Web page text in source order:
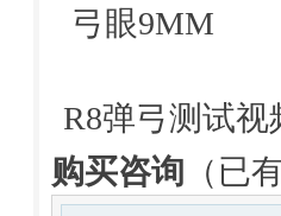
弓眼9MM
R8弹弓测试视
购买咨询 （已